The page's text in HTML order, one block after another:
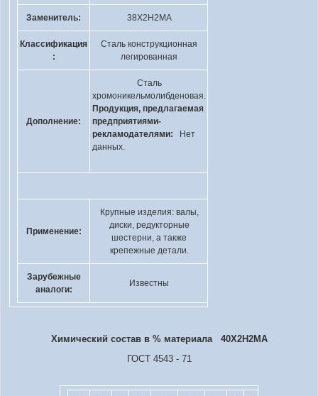
Заменитель: 38Х2Н2МА
Классификация
:
Сталь конструкционная
легированная
Дополнение:
Сталь
хромоникельмолибденовая.
Продукция, предлагаемая
предприятиями-
рекламодателями:
Нет
данных.
Применение:
Крупные изделия: валы,
диски, редукторные
шестерни, а также
крепежные детали.
Зарубежные
аналоги:
Известны
Химический состав в % материала 40Х2Н2МА
ГОСТ 4543 - 71